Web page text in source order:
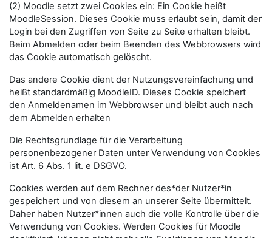
(2) Moodle setzt zwei Cookies ein: Ein Cookie heißt
MoodleSession. Dieses Cookie muss erlaubt sein, damit der
Login bei den Zugriffen von Seite zu Seite erhalten bleibt.
Beim Abmelden oder beim Beenden des Webbrowsers wird
das Cookie automatisch gelöscht.
Das andere Cookie dient der Nutzungsvereinfachung und
heißt standardmäßig MoodleID. Dieses Cookie speichert
den Anmeldenamen im Webbrowser und bleibt auch nach
dem Abmelden erhalten
Die Rechtsgrundlage für die Verarbeitung
personenbezogener Daten unter Verwendung von Cookies
ist Art. 6 Abs. 1 lit. e DSGVO.
Cookies werden auf dem Rechner des*der Nutzer*in
gespeichert und von diesem an unserer Seite übermittelt.
Daher haben Nutzer*innen auch die volle Kontrolle über die
Verwendung von Cookies. Werden Cookies für Moodle